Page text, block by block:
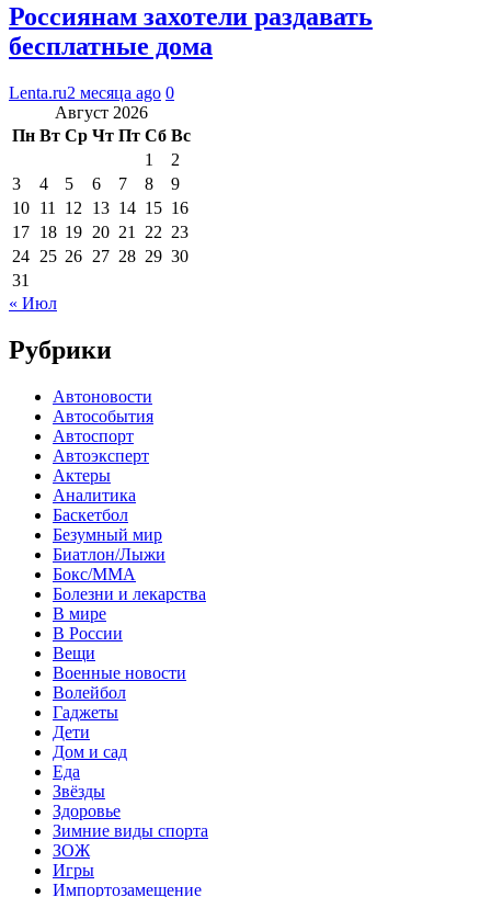
Россиянам захотели раздавать
бесплатные дома
Lenta.ru2 месяца ago 0
Август 2026
Пн Вт Ср Чт Пт Сб Вс
1
2
3
4 5 6 7 8
9
10 11 12 13 14 15 16
17 18 19 20 21 22 23
24 25 26 27 28 29 30
31
« Июл
Рубрики
Автоновости
Автособытия
Автоспорт
Автоэксперт
Актеры
Аналитика
Баскетбол
Безумный мир
Биатлон/Лыжи
Бокс/MMA
Болезни и лекарства
В мире
В России
Вещи
Военные новости
Волейбол
Гаджеты
Дети
Дом и сад
Еда
Звёзды
Здоровье
Зимние виды спорта
ЗОЖ
Игры
Импортозамещение